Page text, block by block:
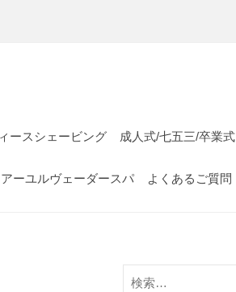
ースシェービング 成人式/七五三/卒業式
アーユルヴェーダースパ よくあるご質問